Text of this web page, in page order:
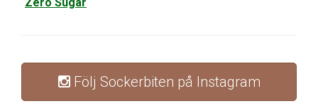
Följ Sockerbiten på Instagram